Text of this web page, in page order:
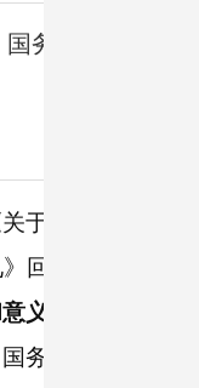
国务院国资委印
于新时代中央
回答了记者提问
义是什么。
务院对加快建